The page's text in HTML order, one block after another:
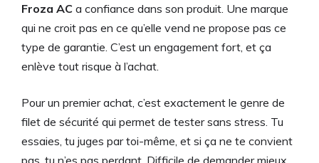
Froza AC a confiance dans son produit. Une marque
qui ne croit pas en ce qu’elle vend ne propose pas ce
type de garantie. C’est un engagement fort, et ça
enlève tout risque à l’achat.
Pour un premier achat, c’est exactement le genre de
filet de sécurité qui permet de tester sans stress. Tu
essaies, tu juges par toi-même, et si ça ne te convient
pas, tu n’es pas perdant. Difficile de demander mieux.